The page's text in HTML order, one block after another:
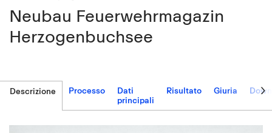
Neubau Feuerwehrmagazin
Herzogenbuchsee
Descrizione Processo
Dati
principali
Risultato Giuria 